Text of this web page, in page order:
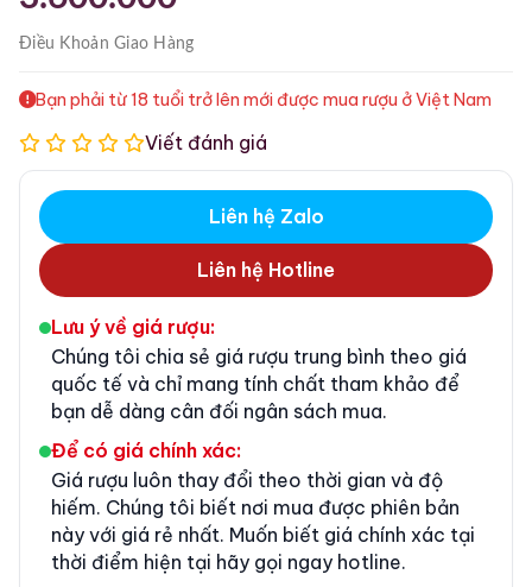
Điều KhoảnGiao Hàng
Bạn phải từ 18 tuổi trở lên mới được mua rượu ở Việt Nam
Viết đánh giá
Liên hệ Zalo
Liên hệ Hotline
Lưu ý về giá rượu:
Chúng tôi chia sẻ giá rượu trung bình theo giá
quốc tế và chỉ mang tính chất tham khảo để
bạn dễ dàng cân đối ngân sách mua.
Để có giá chính xác:
Giá rượu luôn thay đổi theo thời gian và độ
hiếm. Chúng tôi biết nơi mua được phiên bản
này với giá rẻ nhất. Muốn biết giá chính xác tại
thời điểm hiện tại hãy gọi ngay hotline.